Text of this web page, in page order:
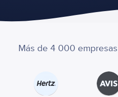
Más de 4 000